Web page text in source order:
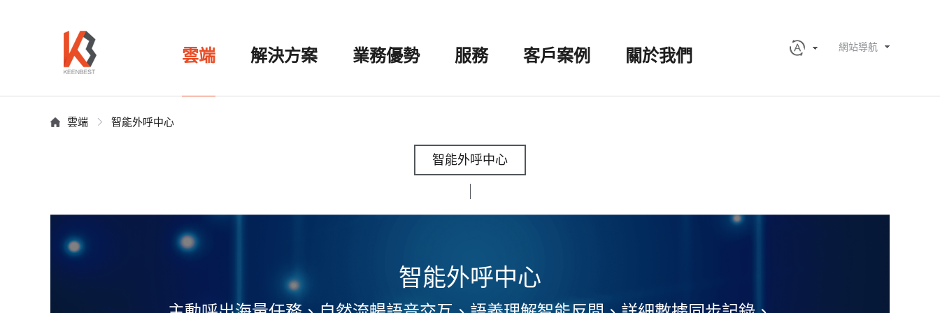
雲端 解決方案 業務優勢 服務 客戶案例 關於我們 網站導航
雲端 智能外呼中心
智能外呼中心
智能外呼中心